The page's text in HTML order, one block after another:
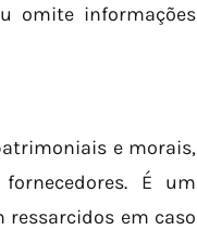
omite informações
e morais,
É um
em caso